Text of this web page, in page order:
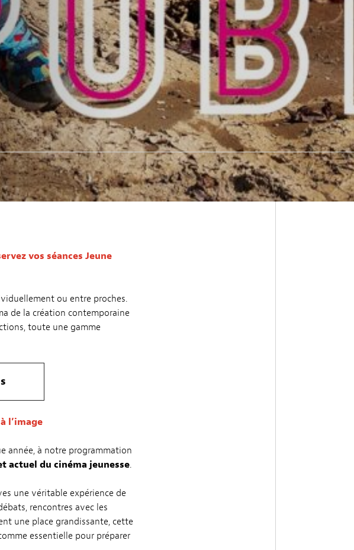
vos séances Jeune
ou entre proches.
de la création contemporaine
toute une gamme
l’image
année, à notre programmation
actuel du cinéma jeunesse.
une véritable expérience de
rencontres avec les
une place grandissante, cette
essentielle pour préparer